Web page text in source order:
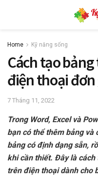
Home Kỹ năng sống
Cách tạo
điện thoại
7 Tháng 11, 2022
Trong Word, Excel và
bạn có thể thêm bảng và
bảng có định dạng sẵn,
khi cần thiết. Đây là cách
trên điện thoại dành cho